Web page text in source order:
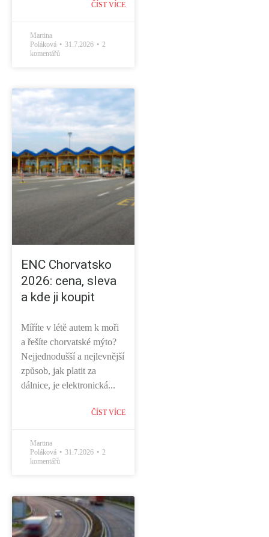
ČÍST VÍCE
Martina
Poláková
31.7.2026
2
komentářů
ENC Chorvatsko
2026: cena, sleva
a kde ji koupit
Míříte v létě autem k moři
a řešíte chorvatské mýto?
Nejjednodušší a nejlevnější
způsob, jak platit za
dálnice, je elektronická...
ČÍST VÍCE
Martina
Poláková
31.7.2026
2
komentářů